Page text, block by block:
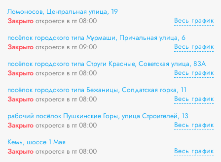
Ломоносов, Центральная улица, 19
Закрыто откроется в пт 08:00
Весь график
посёлок городского типа Мурмаши, Причальная улица, 6
Закрыто откроется в пт 09:00
Весь график
посёлок городского типа Струги Красные, Советская улица, 83А
Закрыто откроется в пт 08:00
Весь график
посёлок городского типа Бежаницы, Солдатская горка, 11
Закрыто откроется в пт 08:00
Весь график
рабочий посёлок Пушкинские Горы, улица Строителей, 13
Закрыто откроется в пт 08:00
Весь график
Кемь, шоссе 1 Мая
Закрыто откроется в пт 08:00
Весь график